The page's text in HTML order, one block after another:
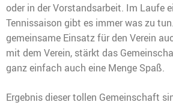
oder in der Vorstandsarbeit. Im Laufe
Tennissaison gibt es immer was zu
gemeinsame Einsatz für den Verein
mit dem Verein, stärkt das
ganz einfach auch eine Menge Spaß.
Ergebnis dieser tollen Gemeinschaft